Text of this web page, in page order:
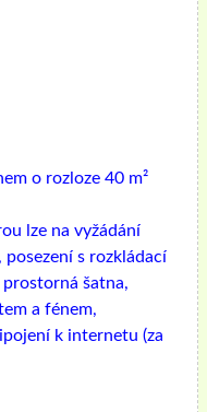
o rozloze 40 m²
lze na vyžádání
s rozkládací
šatna,
a fénem,
k internetu (za